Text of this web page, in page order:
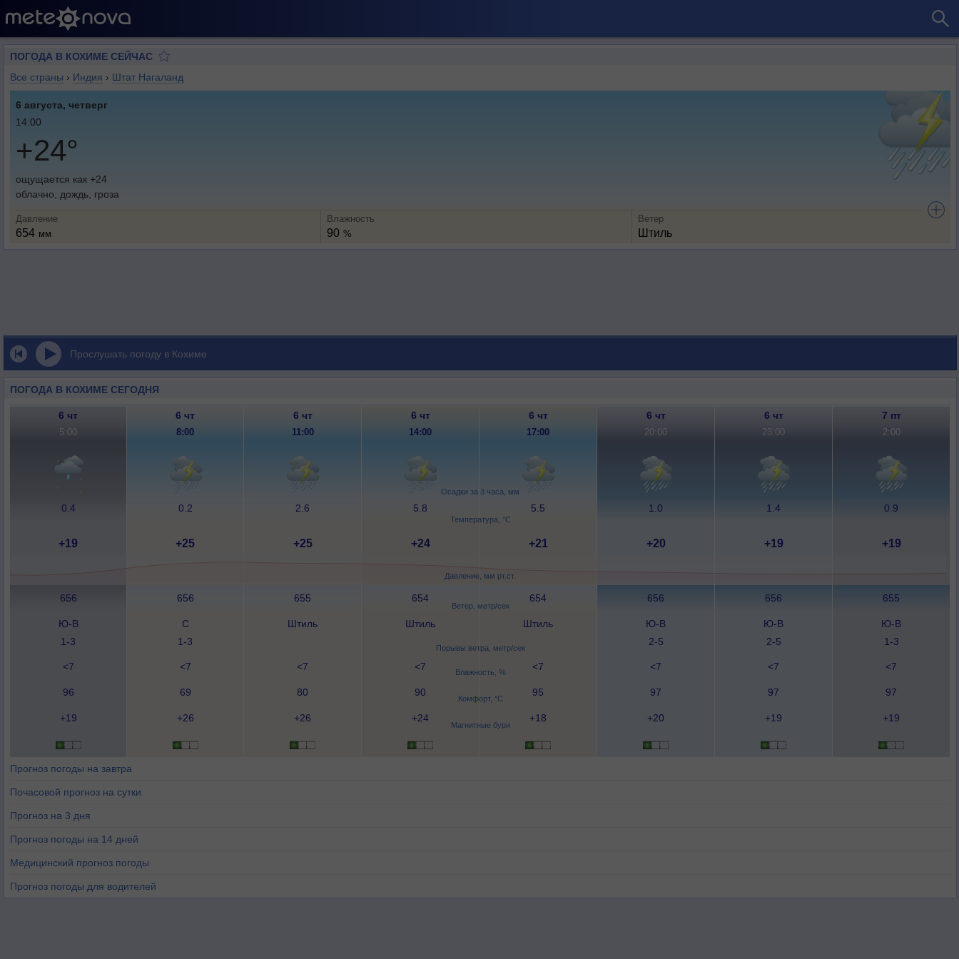
ПОГОДА В КОХИМЕ СЕЙЧАС
Все страны › Индия › Штат Нагаланд
6 августа, четверг
14:00
+24°
ощущается как +24
облачно, дождь, гроза
Давление
654 мм
Влажность
90 %
Ветер
Штиль
Прослушать погоду в Кохиме
ПОГОДА В КОХИМЕ СЕГОДНЯ
Осадки за 3 часа, мм
Температура, °C
Давление, мм рт.ст.
Ветер, метр/сек
Порывы ветра, метр/сек
Влажность, %
Комфорт, °C
Магнитные бури
6 чт 6 чт 6 чт 6 чт 6 чт 6 чт 6 чт 7 пт
5:00 8:00 11:00 14:00 17:00 20:00 23:00 2:00
0.4 0.2 2.6 5.8 5.5 1.0 1.4 0.9
+19 +25 +25 +24 +21 +20 +19 +19
656 656 655 654 654 656 656 655
Ю-В
1-3
С
1-3
Штиль Штиль Штиль
Ю-В
2-5
Ю-В
2-5
Ю-В
1-3
<7 <7 <7 <7 <7 <7 <7 <7
96 69 80 90 95 97 97 97
+19 +26 +26 +24 +18 +20 +19 +19
Прогноз погоды на завтра
Почасовой прогноз на сутки
Прогноз на 3 дня
Прогноз погоды на 14 дней
Медицинский прогноз погоды
Прогноз погоды для водителей